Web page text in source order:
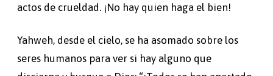
actos de crueldad. ¡No hay quien haga el bien!
Yahweh, desde el cielo, se ha asomado sobre los
seres humanos para ver si hay alguno que